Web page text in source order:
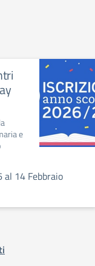
e
al 14 Febbraio